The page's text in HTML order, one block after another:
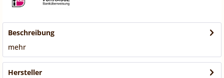
Beschreibung
mehr
Hersteller